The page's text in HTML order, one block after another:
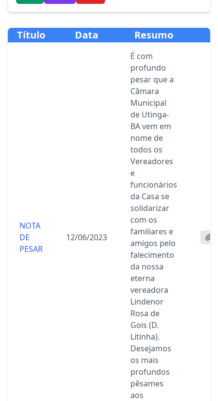
Título Data Resumo
NOTA
DE
PESAR
12/06/2023
É com
profundo
pesar que a
Câmara
Municipal
de Utinga-
BA vem em
nome de
todos os
Vereadores
e
funcionários
da Casa se
solidarizar
com os
familiares e
amigos pelo
falecimento
da nossa
eterna
vereadora
Lindenor
Rosa de
Gois (D.
Litinha).
Desejamos
os mais
profundos
pêsames
aos